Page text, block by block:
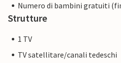
Numero di bambini gratuiti
Strutture
1 TV
TV satellitare/canali tedeschi